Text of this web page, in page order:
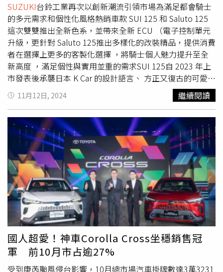
SUZUKI台鈴工業再次以創新潮流引領市場為滿足都會騎士
的多元需求和個性化風格熱銷車款 SUI 125 和 Saluto 125
這次雙雙推出全新色系，並帶來全新 ECU （電子控制單元
升級，更針對 Saluto 125推出多樣化的改裝精品，提供消費
者在選擇上更多的客製化選擇 ，將騎士個人魅力提升至全
新高度 ，滿足個性與實用並重的需求SUI 125自 2023 年上
市發表後承襲日本 K Car 的設計語言、 方正又復古的可愛外
型和出色的都市通勤性能，累積銷量已突破一萬五千台，成
為不少都會騎士的首選。而經典的 Saluto 125 自 2020 年推
出以來 以其優雅復古的造型、流暢的線條設計 俘獲眾多車
迷的心，創造出耀眼的銷售成績，成為風靡市場的熱銷車
款。（圖／SUZUKI提供。）SUI 125上市即採用與友廠截
然不同的大膽配色，從經典的黑、白、灰，到年輕活力的
藍、橘一推出即好評聲不斷；可愛的外型，擄獲了眾多車友
的心，更將SUI 125暱稱為可愛的小鴨鴨，SUZUKI台鈴工
業更順勢推出「蜜柚黃」與黃色小鴨呆萌可愛的形象互相結
合；此次 SUI 125 帶來兩款全新甜蜜色彩：「泰奶紅」 、
「抹茶綠」源自日本SUZUKI
旗下最暢銷的 K Car 「 H
USTLER 」的活潑明亮 Two Tone 雙色調設計 語彙讓 SUI
的可愛氣質更為加分，賦予更多層次感及視覺魅力。 「泰
奶紅」擁有甜香濃郁又明亮的橘紅色調，散發出溫暖與時尚
的氣息「抹茶綠」的色調則柔和自然、柔滑順口，為日常騎
行注入清新氣息，讓車主在車陣中也能感受到一份從容與放
11月12日, 2024 繼續閱讀
國人超愛！神車Corolla Cross坐穩銷售冠
軍 前10月市占逾27%
受到康芮颱風侵台影響，10月總市場汽車掛牌數達3萬3231